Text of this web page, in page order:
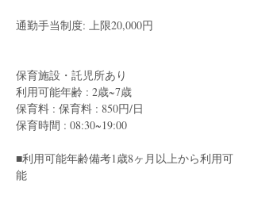
通勤手当制度: 上限20,000円
保育施設・託児所あり
利用可能年齢 : 2歳~7歳
保育料 : 保育料 : 850円/日
保育時間 : 08:30~19:00
■利用可能年齢備考1歳8ヶ月以上から利用可
能